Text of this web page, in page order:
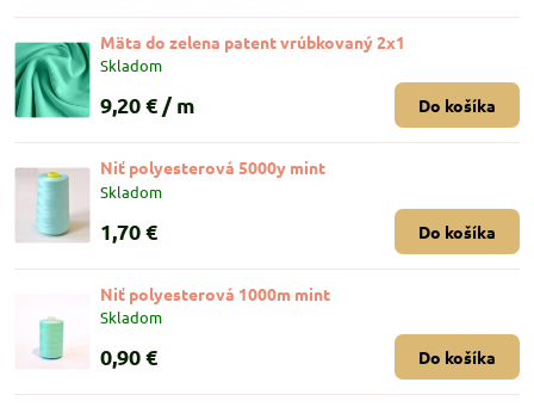
Mäta do zelena patent vrúbkovaný 2x1
Skladom
9,20 € / m Do košíka
Niť polyesterová 5000y mint
Skladom
1,70 € Do košíka
Niť polyesterová 1000m mint
Skladom
0,90 € Do košíka